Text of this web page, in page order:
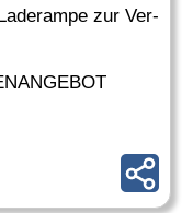
zur Ver-